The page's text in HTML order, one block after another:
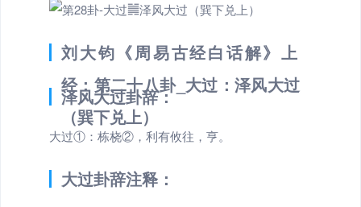
刘大钧《周易古经白话解》上
经：第二十八卦_大过：泽风大过
（巽下兑上）
泽风大过卦辞：
大过①：栋桡②，利有攸往，亨。
大过卦辞注释：